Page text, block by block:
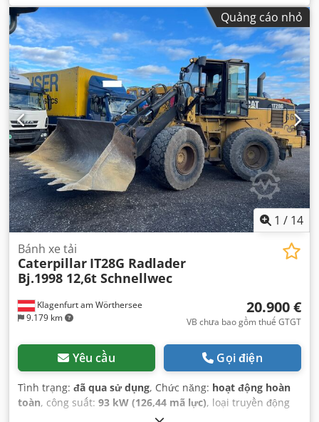
Quảng cáo nhỏ
1 / 14
Klagenfurt am Wörthersee
9.179 km
Bánh xe tải
Caterpillar IT28G Radlader
Bj.1998 12,6t Schnellwec
20.900 €
VB chưa bao gồm thuế GTGT
Yêu cầu Gọi điện
Tình trạng: đã qua sử dụng, Chức năng: hoạt động hoàn
toàn, công suất: 93 kW (126,44 mã lực), loại truyền động
, loại nhiên liệu: